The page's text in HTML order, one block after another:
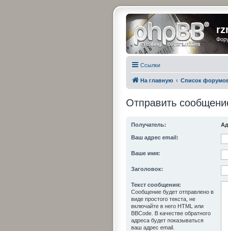
Ссылки
На главную Список
Отправить
Получатель:
Ваш адрес email:
Ваше имя:
Заголовок:
Текст сообщения:
Сообщение будет отправлено в
виде простого текста, не
включайте в него HTML или
BBCode. В качестве обратного
адреса будет показываться
ваш адрес email.